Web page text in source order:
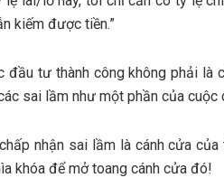
kiếm được tiền.”
đầu tư thành công không phải
sai lầm như một phần của cuộc
nhận sai lầm là cánh cửa
khóa để mở toang cánh cửa đó!